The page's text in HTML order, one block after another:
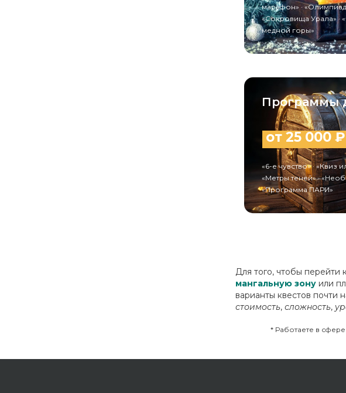
марафон» ·
«Сокровища Урала» ·
медной горы»
Программы
от 25 000 ₽
«6-е чувство» · «Квиз
«Метры теней» ·
«Программа ПАРИ»
Для того, чтобы
мангальную зону или
варианты квестов почти
стоимость, сложность,
* Работаете в